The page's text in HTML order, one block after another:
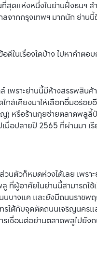
สุดแห่งหนึ่งในย่านฝั่งธนฯ ส
ลจากกรุงเทพฯ มากนัก ย่าน
ดีในเรื่องใดบ้าง ไปหาคำตอ
เพราะย่านนี้มีห้างสรรพสินค้
กล้เคียงมาให้เลือกอิ่มอร่อย
) หรือร้านกุยช่ายตลาดพลูลี้ป๋
มื่อปลายปี 2565 ที่ผ่านมา เรี
วนตัวก็หมดห่วงได้เลย เพรา
ที่ผู้อาศัยในย่านนี้สามารถใช้
นบางแค และยังมีถนนราชพ
รใต้กับจุดตัดถนนเจริญนครแ
เชื่อมต่อย่านตลาดพลูไปยัง